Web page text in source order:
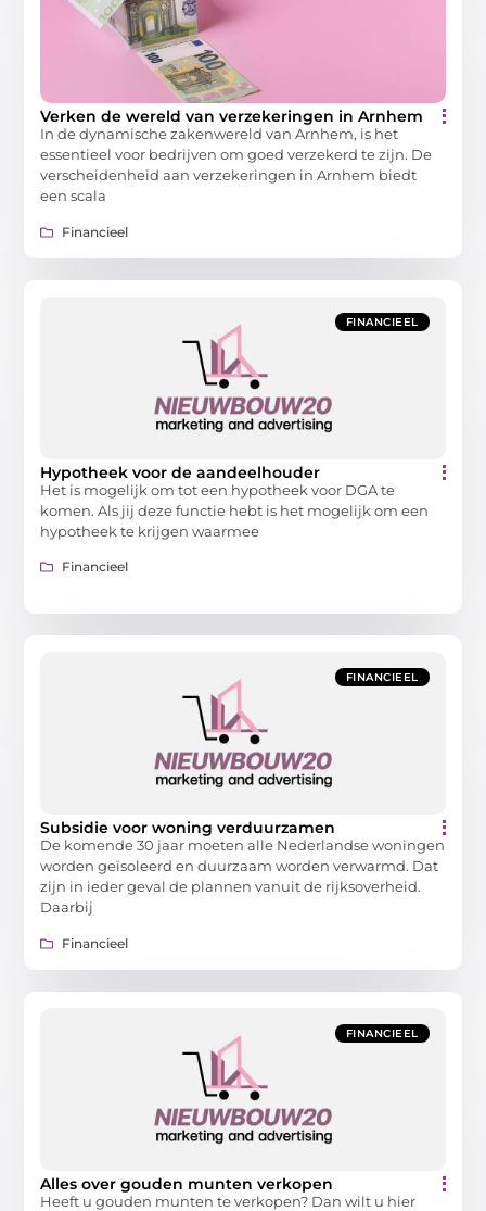
Verken de wereld van verzekeringen in Arnhem
In de dynamische zakenwereld van Arnhem, is het
essentieel voor bedrijven om goed verzekerd te zijn. De
verscheidenheid aan verzekeringen in Arnhem biedt
een scala
Financieel
FINANCIEEL
Hypotheek voor de aandeelhouder
Het is mogelijk om tot een hypotheek voor DGA te
komen. Als jij deze functie hebt is het mogelijk om een
hypotheek te krijgen waarmee
Financieel
FINANCIEEL
Subsidie voor woning verduurzamen
De komende 30 jaar moeten alle Nederlandse woningen
worden geïsoleerd en duurzaam worden verwarmd. Dat
zijn in ieder geval de plannen vanuit de rijksoverheid.
Daarbij
Financieel
FINANCIEEL
Alles over gouden munten verkopen
Heeft u gouden munten te verkopen? Dan wilt u hier